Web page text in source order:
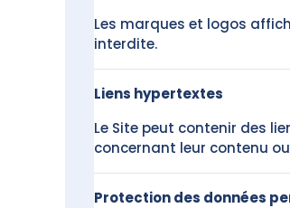
Les marques et logos
interdite.
Liens hypertextes
Le Site peut contenir des
concernant leur contenu
Protection des données